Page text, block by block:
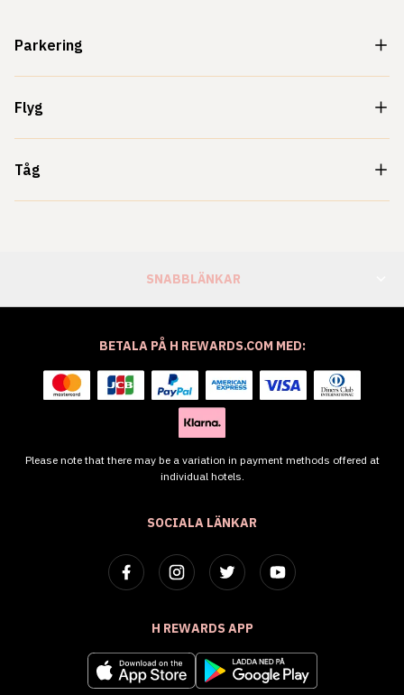
Parkering
Flyg
Tåg
SNABBLÄNKAR
SOCIALA LÄNKAR
H REWARDS APP
BETALA PÅ H REWARDS.COM MED:
Please note that there may be a variation in payment methods offered at
individual hotels.